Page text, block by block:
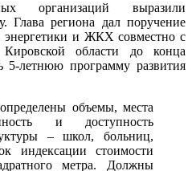
организаций выразили
Глава региона дал поручение
энергетики и ЖКХ совместно с
Кировской области до конца
5-летнюю программу развития
объемы, места
и доступность
– школ, больниц,
индексации стоимости
метра. Должны